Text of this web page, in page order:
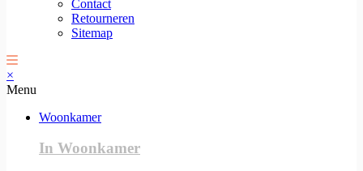
Contact
Retourneren
Sitemap
×
Menu
Woonkamer
In Woonkamer